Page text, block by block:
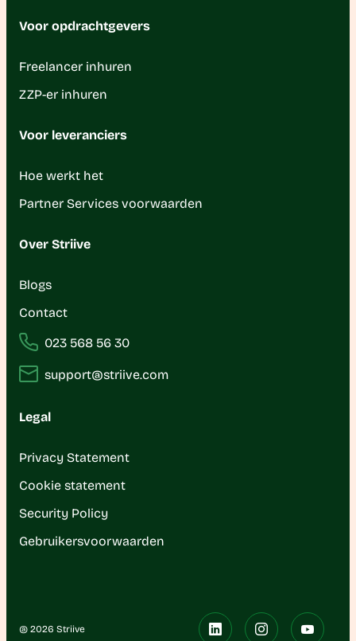
Voor opdrachtgevers
Freelancer inhuren
ZZP-er inhuren
Voor leveranciers
Hoe werkt het
Partner Services voorwaarden
Over Striive
Blogs
Contact
023 568 56 30
support@striive.com
Legal
Privacy Statement
Cookie statement
Security Policy
Gebruikersvoorwaarden
@ 2026 Striive